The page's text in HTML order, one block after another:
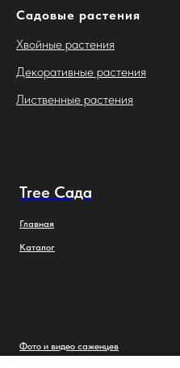
Садовые растения
Хвойные растения
Декоративные растения
Лиственные растения
Tree Сада
Главная
Каталог
Фото и видео саженцев